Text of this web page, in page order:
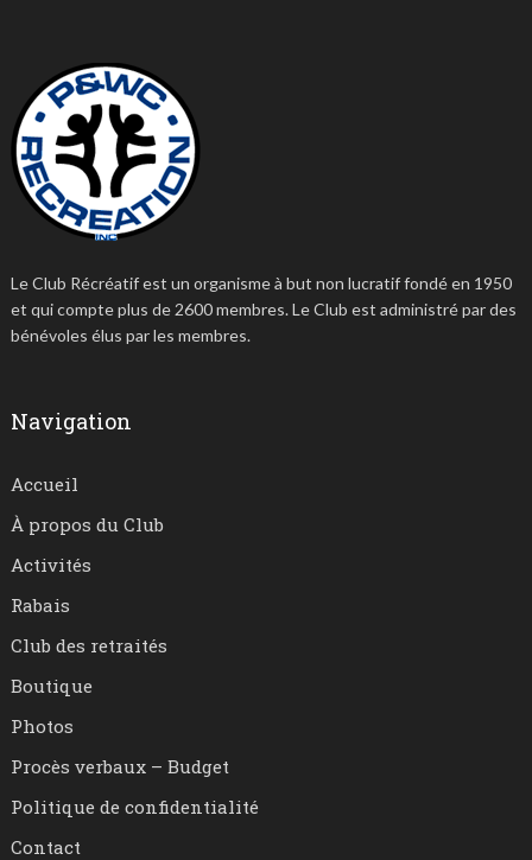
Le Club Récréatif est un organisme à but non lucratif fondé en 1950
et qui compte plus de 2600 membres. Le Club est administré par des
bénévoles élus par les membres.
Navigation
Accueil
À propos du Club
Activités
Rabais
Club des retraités
Boutique
Photos
Procès verbaux – Budget
Politique de confidentialité
Contact